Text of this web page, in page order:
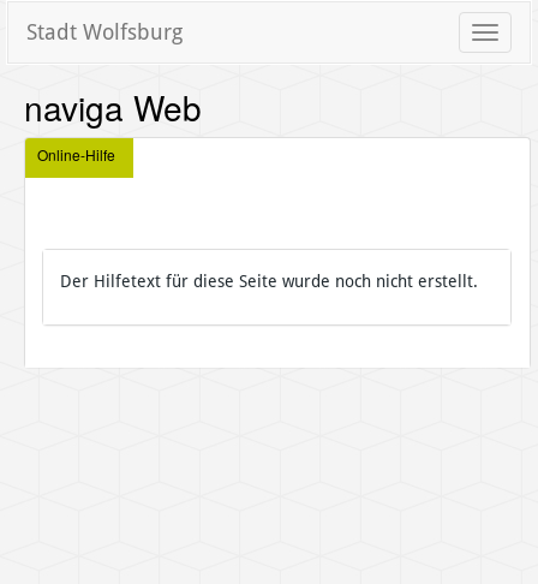
Toggle
Stadt Wolfsburg
naviga Web
Online-Hilfe
Der Hilfetext für diese Seite wurde noch nicht erstellt.